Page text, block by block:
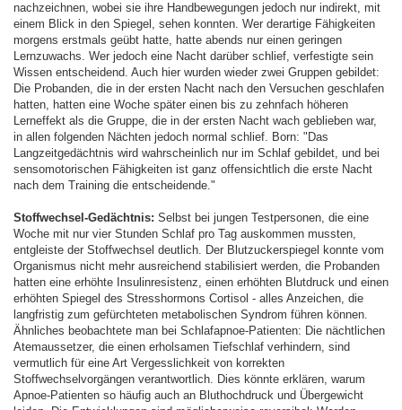
nachzeichnen, wobei sie ihre Handbewegungen jedoch nur indirekt, mit
einem Blick in den Spiegel, sehen konnten. Wer derartige Fähigkeiten
morgens erstmals geübt hatte, hatte abends nur einen geringen
Lernzuwachs. Wer jedoch eine Nacht darüber schlief, verfestigte sein
Wissen entscheidend. Auch hier wurden wieder zwei Gruppen gebildet:
Die Probanden, die in der ersten Nacht nach den Versuchen geschlafen
hatten, hatten eine Woche später einen bis zu zehnfach höheren
Lerneffekt als die Gruppe, die in der ersten Nacht wach geblieben war,
in allen folgenden Nächten jedoch normal schlief. Born: "Das
Langzeitgedächtnis wird wahrscheinlich nur im Schlaf gebildet, und bei
sensomotorischen Fähigkeiten ist ganz offensichtlich die erste Nacht
nach dem Training die entscheidende."
Stoffwechsel-Gedächtnis: Selbst bei jungen Testpersonen, die eine
Woche mit nur vier Stunden Schlaf pro Tag auskommen mussten,
entgleiste der Stoffwechsel deutlich. Der Blutzuckerspiegel konnte vom
Organismus nicht mehr ausreichend stabilisiert werden, die Probanden
hatten eine erhöhte Insulinresistenz, einen erhöhten Blutdruck und einen
erhöhten Spiegel des Stresshormons Cortisol - alles Anzeichen, die
langfristig zum gefürchteten metabolischen Syndrom führen können.
Ähnliches beobachtete man bei Schlafapnoe-Patienten: Die nächtlichen
Atemaussetzer, die einen erholsamen Tiefschlaf verhindern, sind
vermutlich für eine Art Vergesslichkeit von korrekten
Stoffwechselvorgängen verantwortlich. Dies könnte erklären, warum
Apnoe-Patienten so häufig auch an Bluthochdruck und Übergewicht